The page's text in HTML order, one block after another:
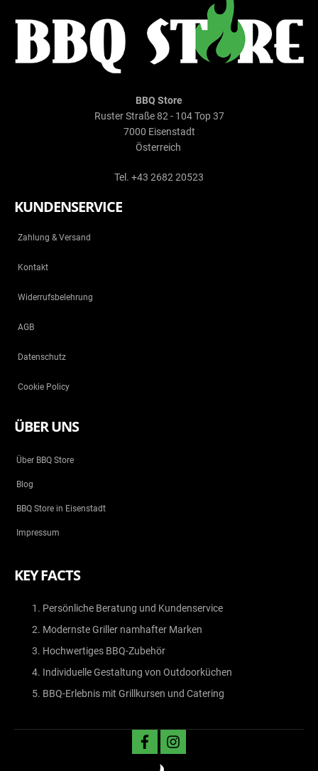
BBQ Store
Ruster Straße 82 - 104 Top 37
7000 Eisenstadt
Österreich
Tel. +43 2682 20523
KUNDENSERVICE
Zahlung & Versand
Kontakt
Widerrufsbelehrung
AGB
Datenschutz
Cookie Policy
ÜBER UNS
Über BBQ Store
Blog
BBQ Store in Eisenstadt
Impressum
KEY FACTS
Persönliche Beratung und Kundenservice
Modernste Griller namhafter Marken
Hochwertiges BBQ-Zubehör
Individuelle Gestaltung von Outdoorküchen
BBQ-Erlebnis mit Grillkursen und Catering
facebookinstagram